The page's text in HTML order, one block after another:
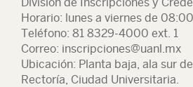
Horario: lunes a viernes de
Teléfono: 81 8329-4000 ext. 1
Correo: inscripciones@uanl.mx
Ubicación: Planta baja, ala sur
Rectoría, Ciudad Universitaria.